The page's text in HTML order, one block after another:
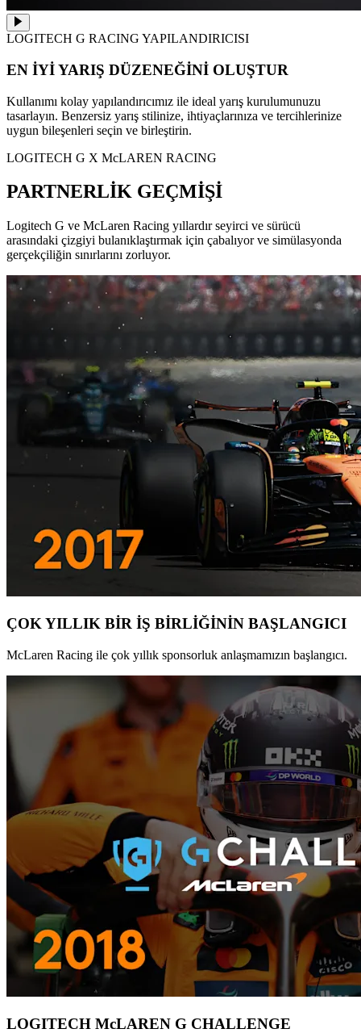
LOGITECH G RACING YAPILANDIRICISI
EN İYİ YARIŞ DÜZENEĞİNİ OLUŞTUR
Kullanımı kolay yapılandırıcımız ile ideal yarış kurulumunuzu
tasarlayın. Benzersiz yarış stilinize, ihtiyaçlarınıza ve tercihlerinize
uygun bileşenleri seçin ve birleştirin.
LOGITECH G X McLAREN RACING
PARTNERLİK GEÇMİŞİ
Logitech G ve McLaren Racing yıllardır seyirci ve sürücü
arasındaki çizgiyi bulanıklaştırmak için çabalıyor ve simülasyonda
gerçekçiliğin sınırlarını zorluyor.
ÇOK YILLIK BİR İŞ BİRLİĞİNİN BAŞLANGICI
McLaren Racing ile çok yıllık sponsorluk anlaşmamızın başlangıcı.
LOGITECH McLAREN G CHALLENGE